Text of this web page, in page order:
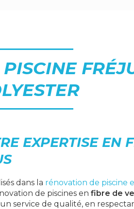
EXPERTISE EN
dans la rénovation de piscine
de piscines en fibre de
service de qualité, en